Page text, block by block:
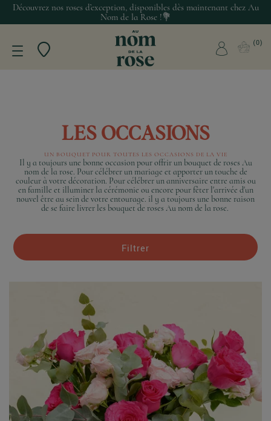
Découvrez nos roses d’exception, disponibles dès maintenant chez Au
Nom de la Rose !💐
0
LES OCCASIONS
UN BOUQUET POUR TOUTES LES OCCASIONS DE LA VIE
Il y a toujours une bonne occasion pour offrir un bouquet de roses Au
nom de la rose. Pour célébrer un mariage et apporter un touche de
couleur à votre décoration. Pour célébrer un anniversaire entre amis ou
en famille et illuminer la cérémonie ou encore pour fêter l'arrivée d'un
nouvel être au sein de votre entourage. il y a toujours une bonne raison
de se faire livrer les bouquet de roses Au nom de la rose.
Filtrer